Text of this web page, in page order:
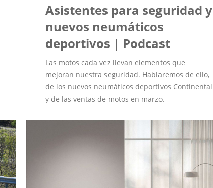
Asistentes para seguridad y
nuevos neumáticos
deportivos | Podcast
Las motos cada vez llevan elementos que
mejoran nuestra seguridad. Hablaremos de ello,
de los nuevos neumáticos deportivos Continental
y de las ventas de motos en marzo.